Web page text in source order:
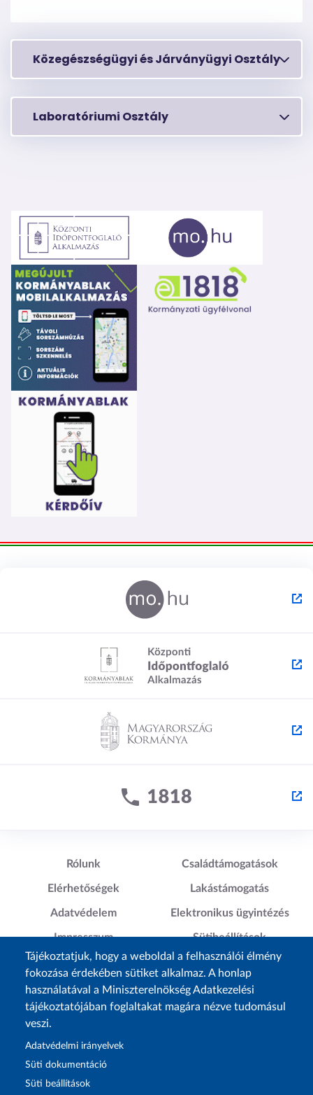
Tájékoztatjuk, hogy a weboldal a felhasználói élmény
fokozása érdekében sütiket alkalmaz. A honlap
használatával a Miniszterelnökség Adatkezelési
tájékoztatójában foglaltakat magára nézve tudomásul
veszi.
Adatvédelmi irányelvek
Süti dokumentáció
Süti beállítások
Közegészségügyi és Járványügyi Osztály
Laboratóriumi Osztály
Lábléc1
Rólunk
Elérhetőségek
Adatvédelem
Impresszum
Akadálymentesítési
Nyilatkozat
Lábléc2
Családtámogatások
Lakástámogatás
Elektronikus ügyintézés
Sütibeállítások